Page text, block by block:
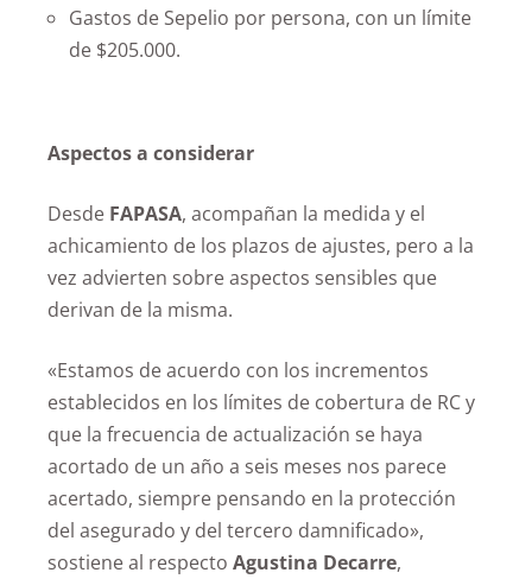
Gastos de Sepelio por persona, con un límite
de $205.000.
Aspectos a considerar
Desde FAPASA, acompañan la medida y el
achicamiento de los plazos de ajustes, pero a la
vez advierten sobre aspectos sensibles que
derivan de la misma.
«Estamos de acuerdo con los incrementos
establecidos en los límites de cobertura de RC y
que la frecuencia de actualización se haya
acortado de un año a seis meses nos parece
acertado, siempre pensando en la protección
del asegurado y del tercero damnificado»,
sostiene al respecto Agustina Decarre,